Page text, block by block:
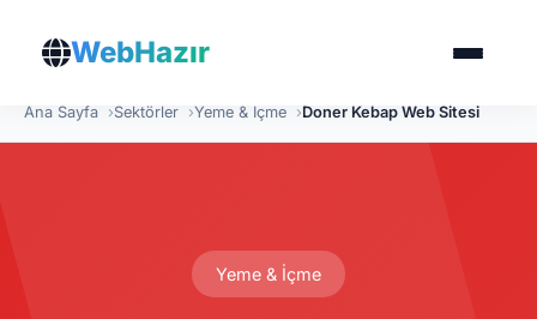
WebHazır
Ana Sayfa Sektörler Yeme & İçme Doner Kebap Web Sitesi
Yeme & İçme